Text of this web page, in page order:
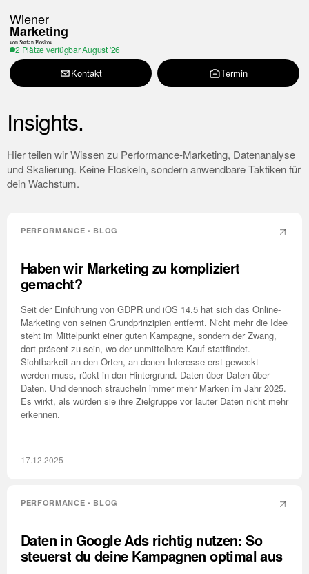
Wiener
Marketing
von Stefan Ploskov
2 Plätze verfügbarAugust '26
Kontakt Termin
Insights.
Hier teilen wir Wissen zu Performance-Marketing, Datenanalyse
und Skalierung. Keine Floskeln, sondern anwendbare Taktiken für
dein Wachstum.
PERFORMANCE • BLOG
Haben wir Marketing zu kompliziert
gemacht?
Seit der Einführung von GDPR und iOS 14.5 hat sich das Online-
Marketing von seinen Grundprinzipien entfernt. Nicht mehr die Idee
steht im Mittelpunkt einer guten Kampagne, sondern der Zwang,
dort präsent zu sein, wo der unmittelbare Kauf stattfindet.
Sichtbarkeit an den Orten, an denen Interesse erst geweckt
werden muss, rückt in den Hintergrund. Daten über Daten über
Daten. Und dennoch straucheln immer mehr Marken im Jahr 2025.
Es wirkt, als würden sie ihre Zielgruppe vor lauter Daten nicht mehr
erkennen.
17.12.2025
PERFORMANCE • BLOG
Daten in Google Ads richtig nutzen: So
steuerst du deine Kampagnen optimal aus